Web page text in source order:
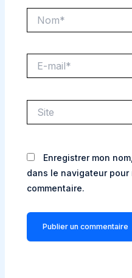
mail*
Enregistrer mon
dans le navigateur pour
commentaire.